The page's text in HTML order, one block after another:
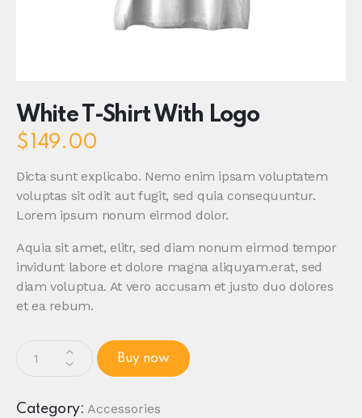
White T-Shirt With Logo
$ 149.00
Dicta sunt explicabo. Nemo enim ipsam voluptatem
voluptas sit odit aut fugit, sed quia consequuntur.
Lorem ipsum nonum eirmod dolor.
Aquia sit amet, elitr, sed diam nonum eirmod tempor
invidunt labore et dolore magna aliquyam.erat, sed
diam voluptua. At vero accusam et justo duo dolores
et ea rebum.
With
Buy now
Category:Accessories